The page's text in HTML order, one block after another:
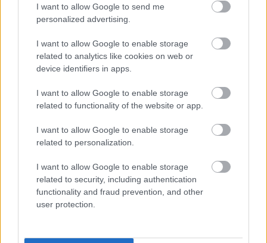
I want to allow Google to send me
personalized advertising.
I want to allow Google to enable storage
related to analytics like cookies on web or
device identifiers in apps.
I want to allow Google to enable storage
related to functionality of the website or app.
I want to allow Google to enable storage
related to personalization.
I want to allow Google to enable storage
related to security, including authentication
functionality and fraud prevention, and other
user protection.
ένα μπαρ στο άλλο δοκιμάζοντας όσους περισσότερους
ισπανικό κρασί ριόχα είναι το ιδανικό φινάλε για μία
Μαδρίτη
6. Φλωρεντία, Ιταλία